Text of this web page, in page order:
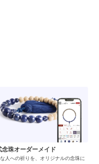
念珠オーダーメイド
人への祈りを、オリジナルの念珠に